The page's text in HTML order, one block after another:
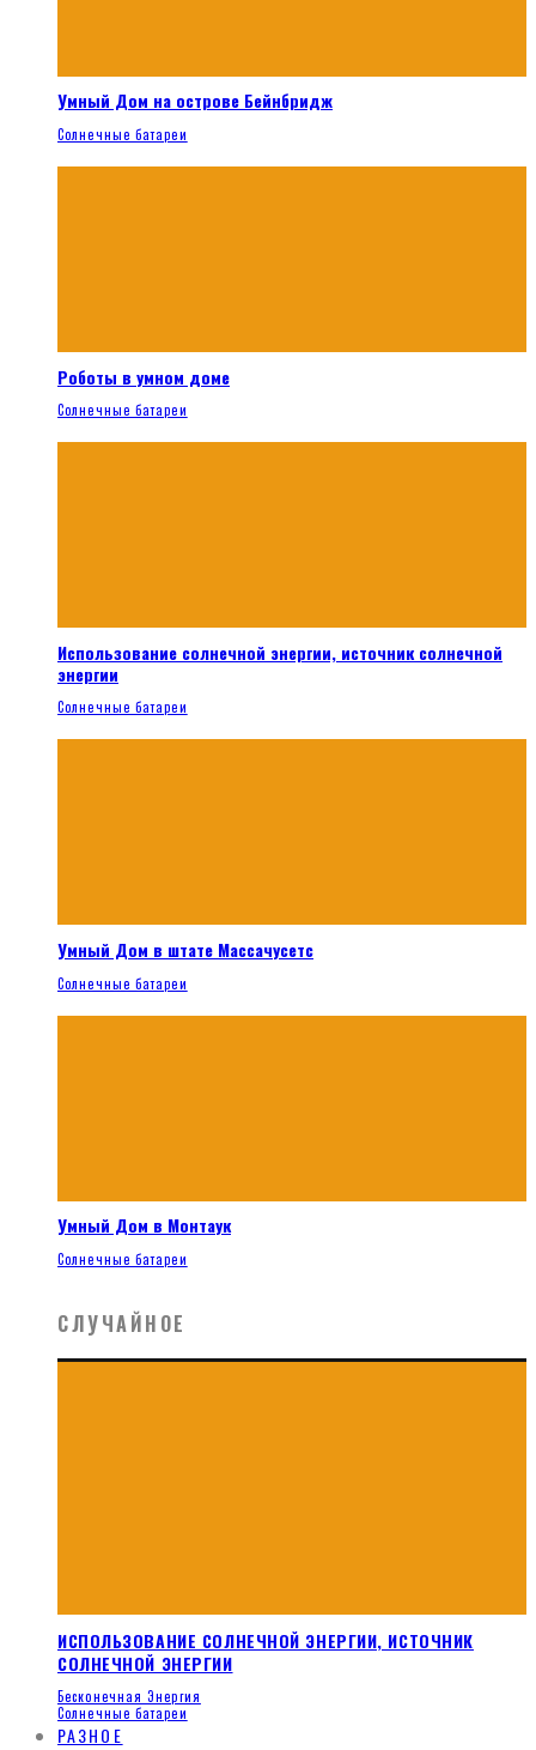
Умный Дом на острове Бейнбридж
Солнечные батареи
Роботы в умном доме
Солнечные батареи
Использование солнечной энергии, источник солнечной
энергии
Солнечные батареи
Умный Дом в штате Массачусетс
Солнечные батареи
Умный Дом в Монтаук
Солнечные батареи
СЛУЧАЙНОЕ
ИСПОЛЬЗОВАНИЕ СОЛНЕЧНОЙ ЭНЕРГИИ, ИСТОЧНИК
СОЛНЕЧНОЙ ЭНЕРГИИ
Бесконечная Энергия
Солнечные батареи
РАЗНОЕ